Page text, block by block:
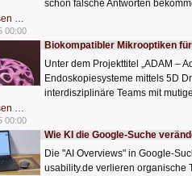
schon falsche Antworten
…
Suche
im
Wandel
00:00
Biokompatibler Mikrooptiken
Unter dem Projekttitel „ADAM –
Endoskopiesysteme mittels 5D
interdisziplinäre Teams mit
…
Mikrooptiken
für
Hightech-
00:00
Wie KI die Google-Suche
Die "AI Overviews" in Google-
usability.de verlieren organische